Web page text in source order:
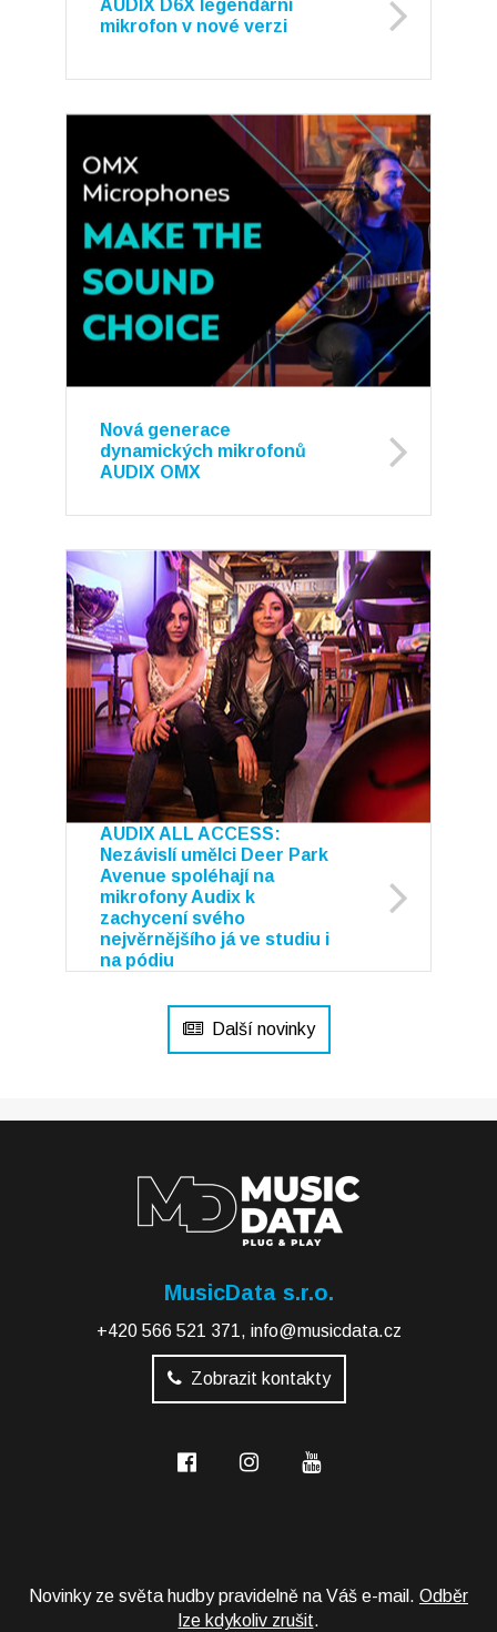
AUDIX D6X legendární
mikrofon v nové verzi
Nová generace
dynamických mikrofonů
AUDIX OMX
AUDIX ALL ACCESS:
Nezávislí umělci Deer Park
Avenue spoléhají na
mikrofony Audix k
zachycení svého
nejvěrnějšího já ve studiu i
na pódiu
Další novinky
MusicData s.r.o.
+420 566 521 371 , info@musicdata.cz
Zobrazit kontakty
Novinky ze světa hudby pravidelně na Váš e-mail. Odběr
lze kdykoliv zrušit.